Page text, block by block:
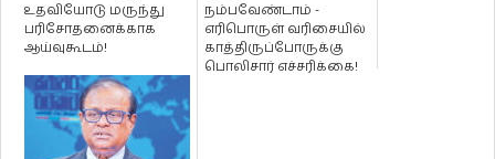
உதவியோடு மருந்து
பரிசோதனைக்காக
ஆய்வுகூடம்!
நம்பவேண்டாம் -
எரிபொருள் வரிசையில்
காத்திருப்போருக்கு
பொலிசார் எச்சரிக்கை!